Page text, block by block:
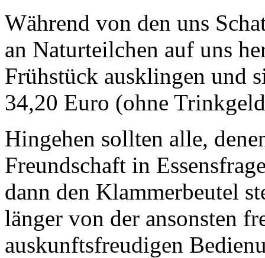
Während von den uns
an Naturteilchen auf uns
Frühstück ausklingen und
34,20 Euro (ohne
Hingehen sollten alle,
Freundschaft in
dann den Klammerbeutel
länger von der ansonsten
auskunftsfreudigen